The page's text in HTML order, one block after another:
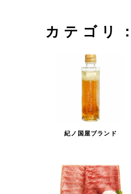
カテゴリ：
紀ノ国屋ブランド